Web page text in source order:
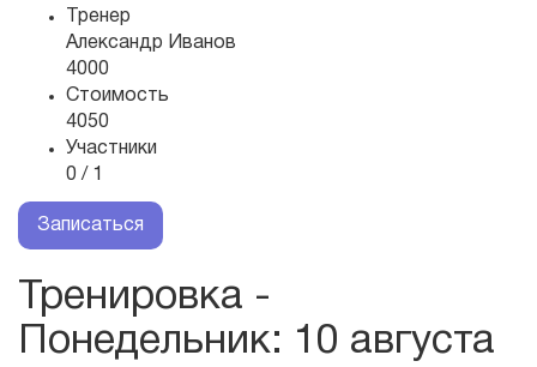
Тренер
Александр Иванов
4000
Стоимость
4050
Участники
0 / 1
Записаться
Тренировка -
Понедельник: 10 августа